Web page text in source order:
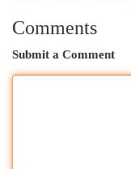
Comments
Submit a Comment